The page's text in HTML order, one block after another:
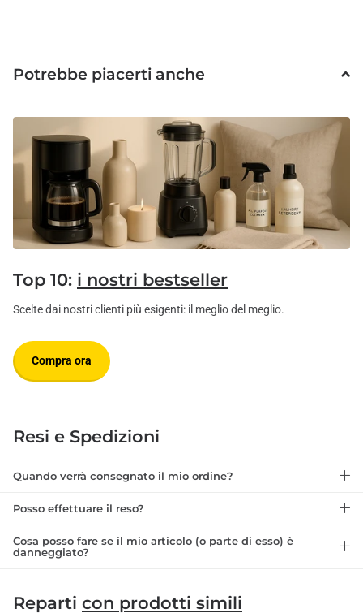
Potrebbe piacerti anche
Top 10: i nostri bestseller
Scelte dai nostri clienti più esigenti: il meglio del meglio.
Compra ora
Resi e Spedizioni
Quando verrà consegnato il mio ordine?
Posso effettuare il reso?
Cosa posso fare se il mio articolo (o parte di esso) è
danneggiato?
Reparti con prodotti simili